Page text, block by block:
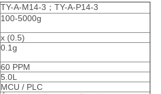
TY-A-M14-3；TY-A-P14-3
100-5000g
x (0.5)
0.1g
60 PPM
5.0L
MCU / PLC